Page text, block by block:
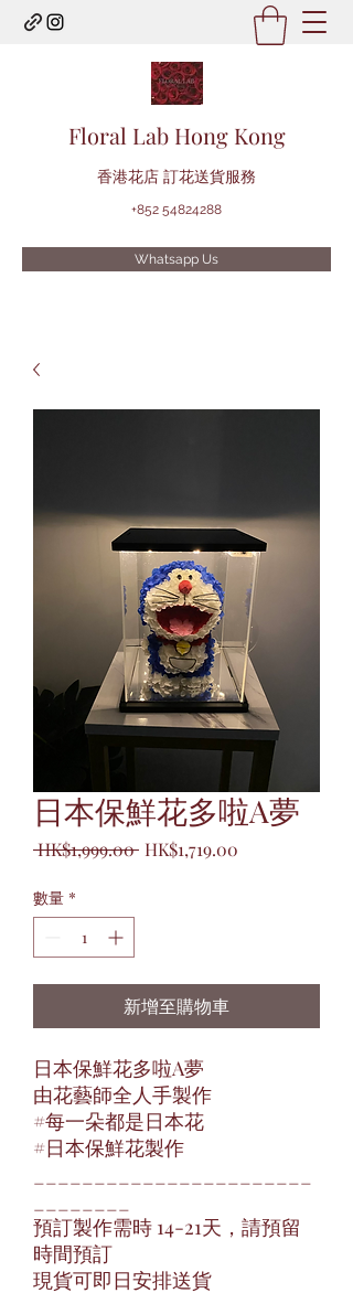
Floral Lab Hong Kong
​香港花店 訂花送貨服務
+852 54824288
Whatsapp Us
日本保鮮花多啦A夢
HK$1,999.00 一HK$1,719.00
數量 *
新增至購物車
日本保鮮花多啦A夢
由花藝師全人手製作
#每一朵都是日本花
#日本保鮮花製作
預訂製作需時 14-21天，請預留
時間預訂
現貨可即日安排送貨